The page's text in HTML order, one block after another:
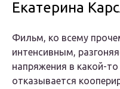
Екатерина
Фильм, ко всему
интенсивным,
напряжения в какой-
отказывается